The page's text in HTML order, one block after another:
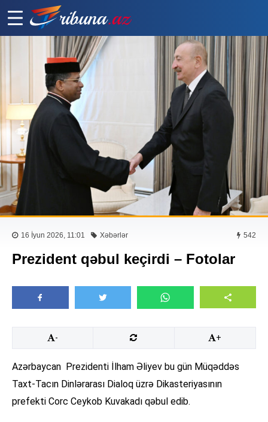
16 İyun 2026, 11:01 Xəbərlər 542
Prezident qəbul keçirdi – Fotolar
- +
Azərbaycan Prezidenti İlham Əliyev bu gün Müqəddəs
Taxt-Tacın Dinlərarası Dialoq üzrə Dikasteriyasının
prefekti Corc Ceykob Kuvakadı qəbul edib.